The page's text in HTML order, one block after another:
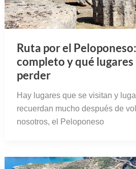
Ruta por el
completo y qué lugares
perder
Hay lugares que se visitan y
recuerdan mucho después de
nosotros, el Peloponeso